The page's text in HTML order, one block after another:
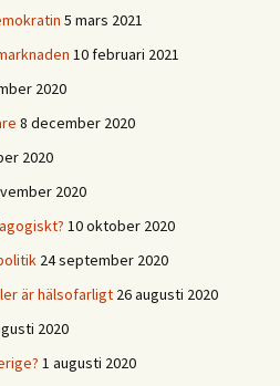
5 mars 2021
10 februari 2021
2020
8 december 2020
2020
2020
10 oktober 2020
24 september 2020
är hälsofarligt 26 augusti 2020
2020
1 augusti 2020